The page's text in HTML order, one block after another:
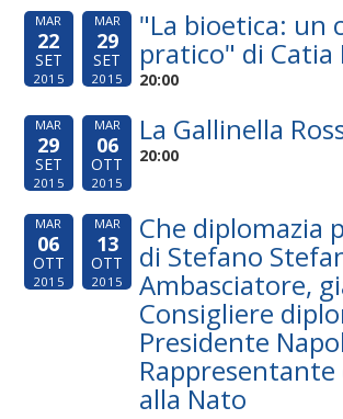
MAR
22
SET
2015
MAR
29
SET
2015
"La bioetica: un
pratico" di Catia
20:00
MAR
29
SET
2015
MAR
06
OTT
2015
La Gallinella
20:00
MAR
06
OTT
2015
MAR
13
OTT
2015
Che diplomazia
di Stefano
Ambasciatore,
Consigliere
Presidente
Rappresentante
alla Nato